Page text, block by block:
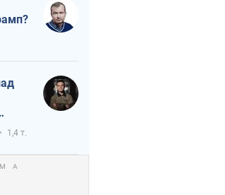
1,4 т.